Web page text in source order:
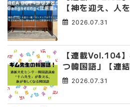
【神を迎え、人
午祭 】
2026.07.31
【連載Vol.104
つ韓国語」【連
4】2026.07.31